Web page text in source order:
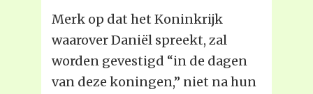
Merk op dat het Koninkrijk
waarover Daniël spreekt, zal
worden gevestigd “in de dagen
van deze koningen,” niet na hun